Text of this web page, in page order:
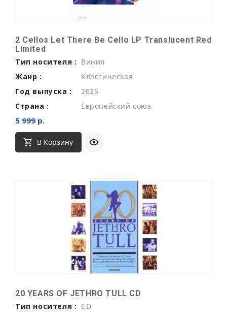
2 Cellos Let There Be Cello LP Translucent Red
Limited
Тип носителя : Винил
Жанр :
Классическая
Год выпуска :
2025
Страна :
Европейский союз
5 999 р.
В Корзину
20 YEARS OF JETHRO TULL CD
Тип носителя : CD